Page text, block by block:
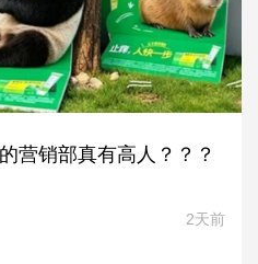
营销部真有高人？？？
2天前